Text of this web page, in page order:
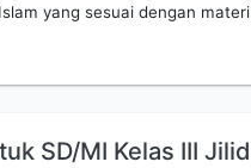
yang sesuai dengan materi
SD/MI Kelas III Jilid